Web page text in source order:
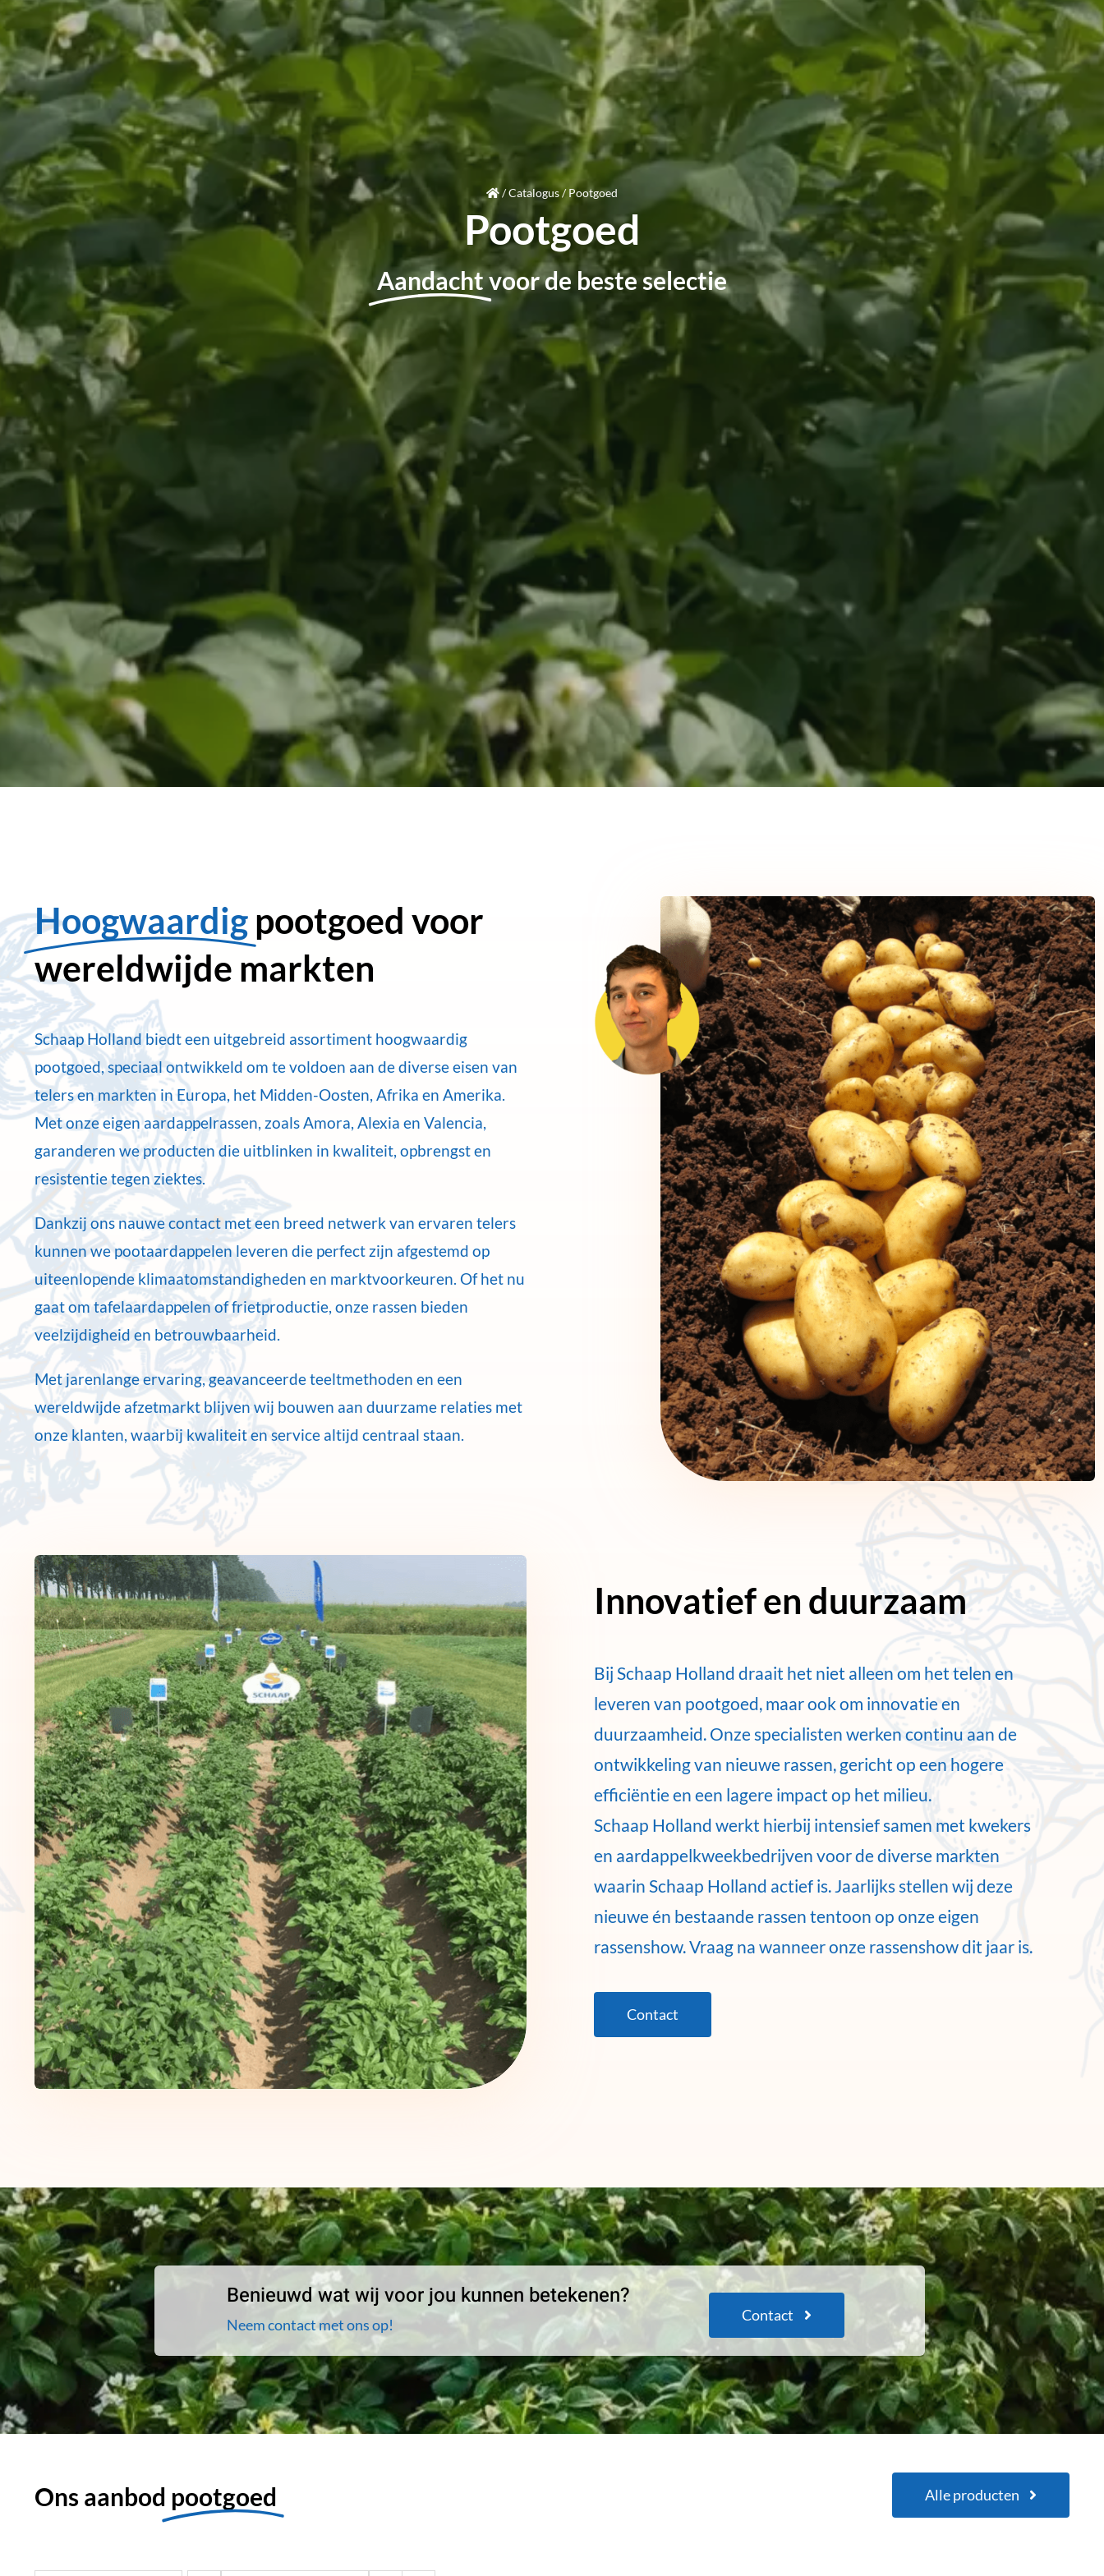
/Catalogus/Pootgoed
Pootgoed
Aandachtvoor de beste selectie
Hoogwaardigpootgoed voor
wereldwijde markten
Schaap Holland biedt een uitgebreid assortiment hoogwaardig
pootgoed, speciaal ontwikkeld om te voldoen aan de diverse eisen van
telers en markten in Europa, het Midden-Oosten, Afrika en Amerika.
Met onze eigen aardappelrassen, zoals Amora, Alexia en Valencia,
garanderen we producten die uitblinken in kwaliteit, opbrengst en
resistentie tegen ziektes.
Dankzij ons nauwe contact met een breed netwerk van ervaren telers
kunnen we pootaardappelen leveren die perfect zijn afgestemd op
uiteenlopende klimaatomstandigheden en marktvoorkeuren. Of het nu
gaat om tafelaardappelen of frietproductie, onze rassen bieden
veelzijdigheid en betrouwbaarheid.
Met jarenlange ervaring, geavanceerde teeltmethoden en een
wereldwijde afzetmarkt blijven wij bouwen aan duurzame relaties met
onze klanten, waarbij kwaliteit en service altijd centraal staan.
Innovatief en duurzaam
Bij Schaap Holland draait het niet alleen om het telen en
leveren van pootgoed, maar ook om innovatie en
duurzaamheid. Onze specialisten werken continu aan de
ontwikkeling van nieuwe rassen, gericht op een hogere
efficiëntie en een lagere impact op het milieu.
Schaap Holland werkt hierbij intensief samen met kwekers
en aardappelkweekbedrijven voor de diverse markten
waarin Schaap Holland actief is. Jaarlijks stellen wij deze
nieuwe én bestaande rassen tentoon op onze eigen
rassenshow. Vraag na wanneer onze rassenshow dit jaar is.
Contact
Benieuwd wat wij voor jou kunnen betekenen?
Neem contact met ons op!
Contact
Ons aanbod pootgoed Alle producten